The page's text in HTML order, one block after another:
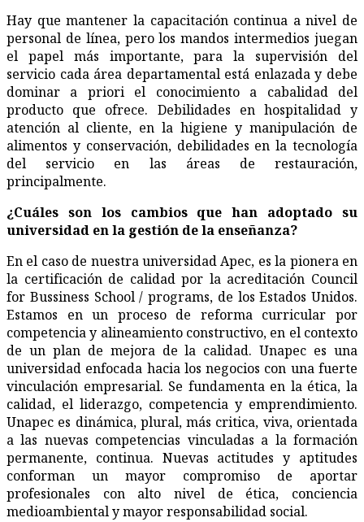
Hay que mantener la capacitación continua a nivel de
personal de línea, pero los mandos intermedios juegan
el papel más importante, para la supervisión del
servicio cada área departamental está enlazada y debe
dominar a priori el conocimiento a cabalidad del
producto que ofrece. Debilidades en hospitalidad y
atención al cliente, en la higiene y manipulación de
alimentos y conservación, debilidades en la tecnología
del servicio en las áreas de restauración,
principalmente.
¿Cuáles son los cambios que han adoptado su
universidad en la gestión de la enseñanza?
En el caso de nuestra universidad Apec, es la pionera en
la certificación de calidad por la acreditación Council
for Bussiness School / programs, de los Estados Unidos.
Estamos en un proceso de reforma curricular por
competencia y alineamiento constructivo, en el contexto
de un plan de mejora de la calidad. Unapec es una
universidad enfocada hacia los negocios con una fuerte
vinculación empresarial. Se fundamenta en la ética, la
calidad, el liderazgo, competencia y emprendimiento.
Unapec es dinámica, plural, más critica, viva, orientada
a las nuevas competencias vinculadas a la formación
permanente, continua. Nuevas actitudes y aptitudes
conforman un mayor compromiso de aportar
profesionales con alto nivel de ética, conciencia
medioambiental y mayor responsabilidad social.